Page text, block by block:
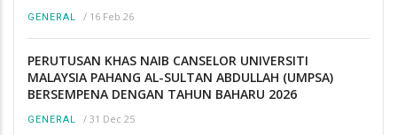
GENERAL / 16 Feb 26
PERUTUSAN KHAS NAIB CANSELOR UNIVERSITI
MALAYSIA PAHANG AL-SULTAN ABDULLAH (UMPSA)
BERSEMPENA DENGAN TAHUN BAHARU 2026
GENERAL / 31 Dec 25